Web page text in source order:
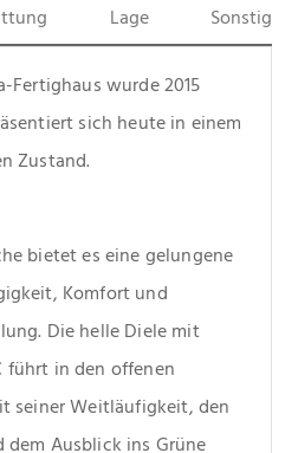
Lage
Fertighaus wurde 2015
sich heute in einem
Zustand.
bietet es eine gelungene
Komfort und
Die helle Diele mit
führt in den offenen
seiner Weitläufigkeit, den
Ausblick ins Grüne